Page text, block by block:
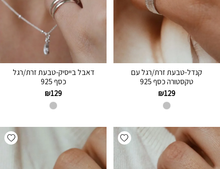
קנדל-טבעת זרת/רגל עם
טקסטורה כסף 925
₪129
דאבל בייסיק-טבעת זרת/רגל
כסף 925
₪129
Add wishlist